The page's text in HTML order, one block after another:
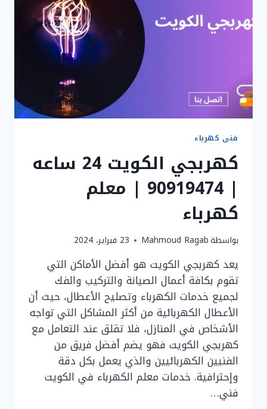
قرطبة
فنى كهرباء
كهربجي الكويت 24 ساعه
| 90919474 | معلم
كهرباء
بواسطةMahmoud Ragab 23 فبراير، 2024
يعد كهربجي الكويت هو أفضل الأماكن التي
تقوم بكافة أعمال الصيانة والتركيب والفك
لجميع خدمات الكهرباء وتصليح الأعطال، حيث أن
الأعطال الكهربائية من أكثر المشاكل التي تواجه
الأشخاص في المنازل، فلا تقلق عند التعامل مع
كهربجي الكويت فهو يضم أفضل فريق من
الفنيين الكهربائيين والذي يعمل بكل دقة
وإحترافية. خدمات معلم الكهرباء في الكويت
فني…